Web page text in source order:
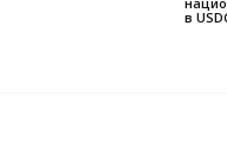
в